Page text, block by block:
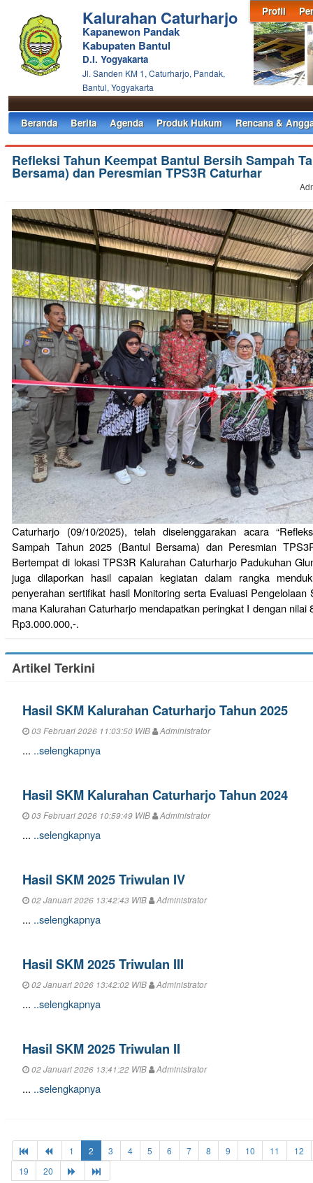
Profil
Kalurahan Caturharjo
Kapanewon Pandak
Kabupaten Bantul
D.I. Yogyakarta
Jl. Sanden KM 1, Caturharjo, Pandak,
Bantul, Yogyakarta
Beranda Berita Agenda Produk Hukum Rencana &
Refleksi Tahun Keempat Bantul Bersih Sampah
Bersama) dan Peresmian TPS3R Caturhar
Caturharjo (09/10/2025), telah diselenggarakan acara
Sampah Tahun 2025 (Bantul Bersama) dan Peresmian
Bertempat di lokasi TPS3R Kalurahan Caturharjo Padukuhan
juga dilaporkan hasil capaian kegiatan dalam rangka
penyerahan sertifikat hasil Monitoring serta Evaluasi
mana Kalurahan Caturharjo mendapatkan peringkat I dengan
Rp3.000.000,-.
Artikel Terkini
Hasil SKM Kalurahan Caturharjo Tahun 2025
03 Februari 2026 11:03:50 WIB Administrator
... ..selengkapnya
Hasil SKM Kalurahan Caturharjo Tahun 2024
03 Februari 2026 10:59:49 WIB Administrator
... ..selengkapnya
Hasil SKM 2025 Triwulan IV
02 Januari 2026 13:42:43 WIB Administrator
... ..selengkapnya
Hasil SKM 2025 Triwulan III
02 Januari 2026 13:42:02 WIB Administrator
... ..selengkapnya
Hasil SKM 2025 Triwulan II
02 Januari 2026 13:41:22 WIB Administrator
... ..selengkapnya
1 2 3 4 5 6 7 8 9 10 11
12
19
20